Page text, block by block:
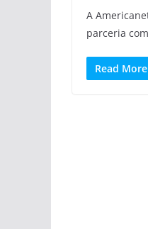
A
parceria
Read More